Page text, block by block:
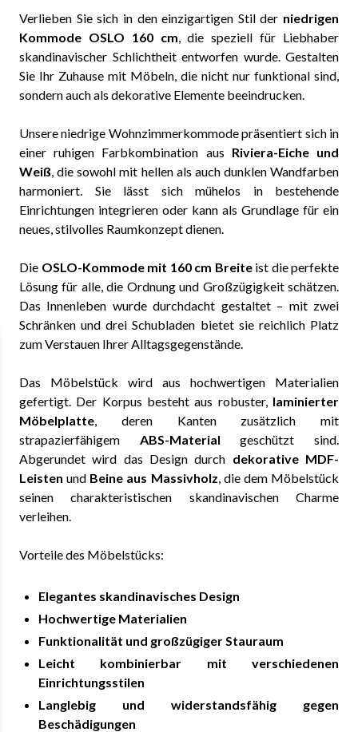
Verlieben Sie sich in den einzigartigen Stil der niedrigen
Kommode OSLO 160 cm, die speziell für Liebhaber
skandinavischer Schlichtheit entworfen wurde. Gestalten
Sie Ihr Zuhause mit Möbeln, die nicht nur funktional sind,
sondern auch als dekorative Elemente beeindrucken.
Unsere niedrige Wohnzimmerkommode präsentiert sich in
einer ruhigen Farbkombination aus Riviera-Eiche und
Weiß, die sowohl mit hellen als auch dunklen Wandfarben
harmoniert. Sie lässt sich mühelos in bestehende
Einrichtungen integrieren oder kann als Grundlage für ein
neues, stilvolles Raumkonzept dienen.
Die OSLO-Kommode mit 160 cm Breiteist die perfekte
Lösung für alle, die Ordnung und Großzügigkeit schätzen.
Das Innenleben wurde durchdacht gestaltet – mit zwei
Schränken und drei Schubladen bietet sie reichlich Platz
zum Verstauen Ihrer Alltagsgegenstände.
Das Möbelstück wird aus hochwertigen Materialien
gefertigt. Der Korpus besteht aus robuster, laminierter
Möbelplatte, deren Kanten zusätzlich mit
strapazierfähigem ABS-Material geschützt sind.
Abgerundet wird das Design durch dekorative MDF-
Leisten und Beine aus Massivholz, die dem Möbelstück
seinen charakteristischen skandinavischen Charme
verleihen.
Vorteile des Möbelstücks:
Elegantes skandinavisches Design
Hochwertige Materialien
Funktionalität und großzügiger Stauraum
Leicht kombinierbar mit verschiedenen
Einrichtungsstilen
Langlebig und widerstandsfähig gegen
Beschädigungen